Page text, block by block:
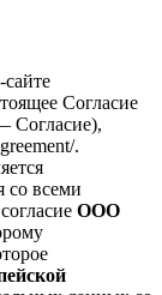
сайте
Согласие
Согласие),
.
со всеми
ООО